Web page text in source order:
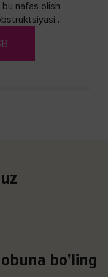
nafas olish
bo'ling